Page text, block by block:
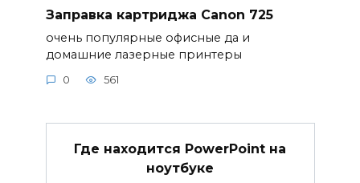
Заправка картриджа Canon 725
очень популярные офисные да и
домашние лазерные принтеры
0 561
Где находится PowerPoint на
ноутбуке